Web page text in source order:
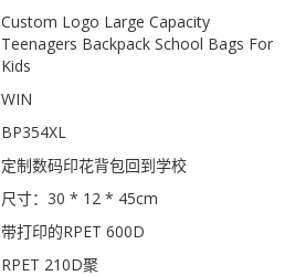
Custom Logo Large Capacity
Teenagers Backpack School Bags For
Kids
WIN
BP354XL
定制数码印花背包回到学校
尺寸：30 * 12 * 45cm
带打印的RPET 600D
RPET 210D聚